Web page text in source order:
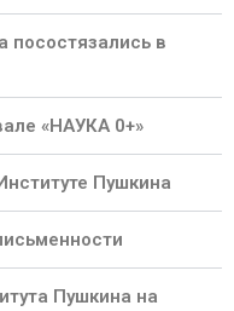
посостязались в
«НАУКА 0+»
Пушкина
Пушкина на